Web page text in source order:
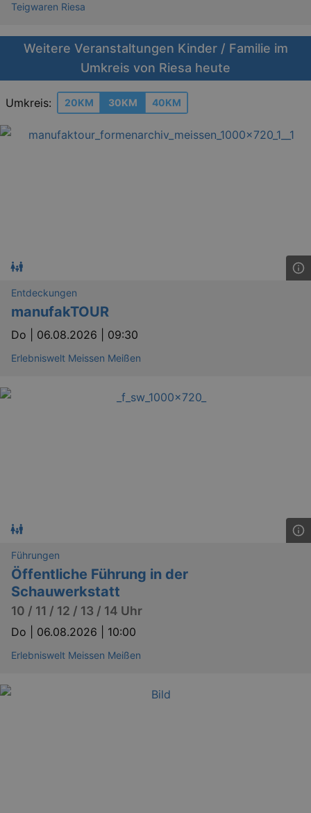
Teigwaren Riesa
Weitere Veranstaltungen Kinder / Familie im
Umkreis von Riesa heute
Umkreis: 20KM 30KM 40KM
Entdeckungen
manufakTOUR
Do | 06.08.2026 | 09:30
Erlebniswelt Meissen Meißen
Führungen
Öffentliche Führung in der
Schauwerkstatt
10 / 11 / 12 / 13 / 14 Uhr
Do | 06.08.2026 | 10:00
Erlebniswelt Meissen Meißen